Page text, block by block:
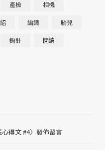
產檢 相機
編織 胎兒
鉤針 閱讀
心得文 #4〉發佈留言